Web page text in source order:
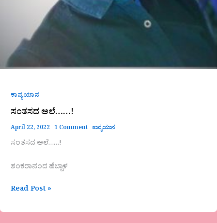
ಕಾವ್ಯಯಾನ
ಸಂತಸದ ಅಲೆ……!
April 22, 2022 1 Comment ಕಾವ್ಯಯಾನ
ಸಂತಸದ ಅಲೆ……!
ಶಂಕರಾನಂದ ಹೆಬ್ಬಾಳ
Read Post »